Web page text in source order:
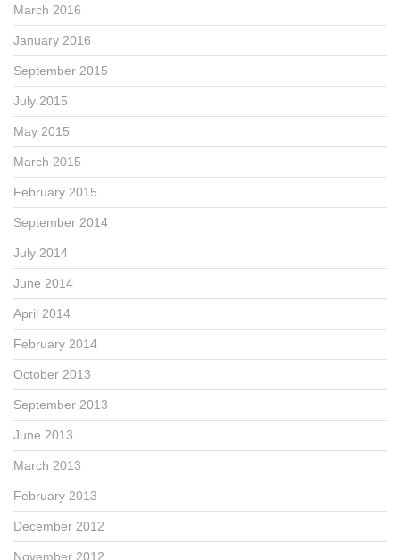
March 2016
January 2016
September 2015
July 2015
May 2015
March 2015
February 2015
September 2014
July 2014
June 2014
April 2014
February 2014
October 2013
September 2013
June 2013
March 2013
February 2013
December 2012
November 2012